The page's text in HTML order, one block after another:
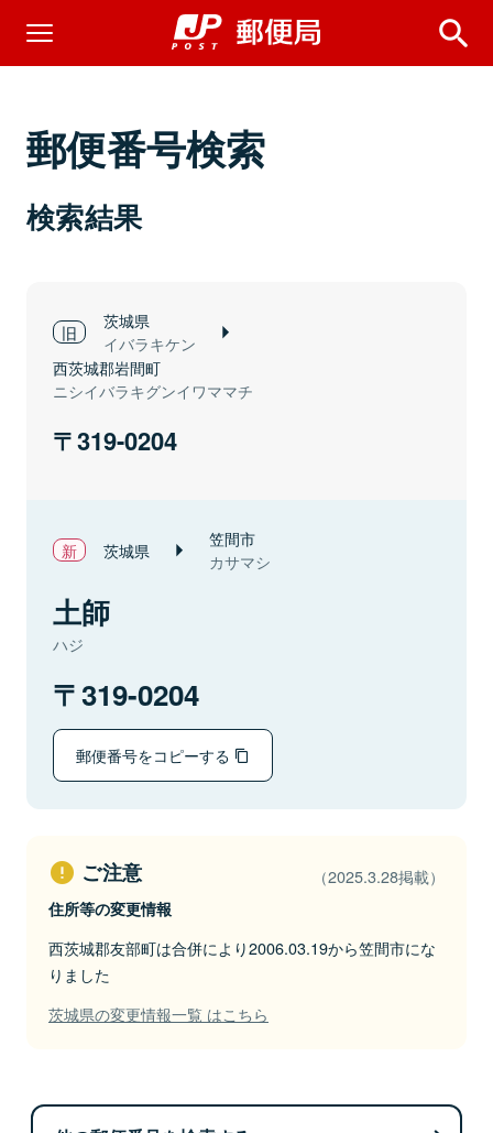
郵便番号検索
検索結果
茨城県
イバラキケン
西茨城郡岩間町
ニシイバラキグンイワママチ
319-0204
茨城県 笠間市
カサマシ
土師
ハジ
319-0204
郵便番号をコピーする
ご注意 （2025.3.28掲載）
住所等の変更情報
西茨城郡友部町は合併により2006.03.19から笠間市にな
りました
茨城県の変更情報一覧 はこちら